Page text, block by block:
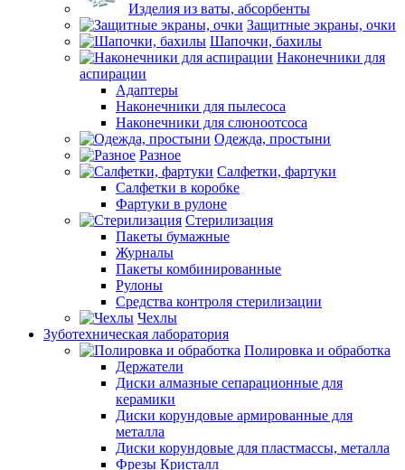
Изделия из ваты, абсорбенты
Защитные экраны, очки
Шапочки, бахилы
Наконечники для
аспирации
Адаптеры
Наконечники для пылесоса
Наконечники для слюноотсоса
Одежда, простыни
Разное
Салфетки, фартуки
Салфетки в коробке
Фартуки в рулоне
Стерилизация
Пакеты бумажные
Журналы
Пакеты комбинированные
Рулоны
Средства контроля стерилизации
Чехлы
Зуботехническая лаборатория
Полировка и обработка
Держатели
Диски алмазные сепарационные для
керамики
Диски корундовые армированные для
металла
Диски корундовые для пластмассы, металла
Фрезы Кристалл